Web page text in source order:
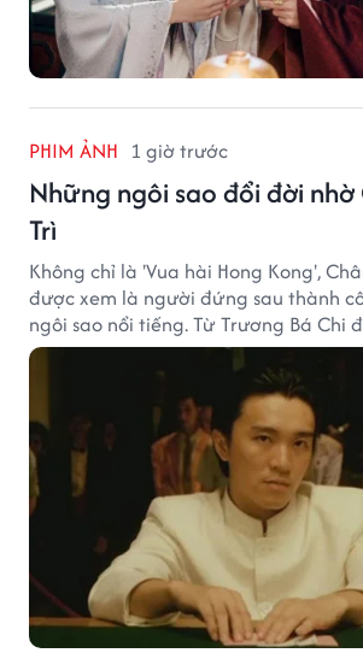
PHIM ẢNH 1 giờ trước
Những ngôi sao đổi đời nhờ
Trì
Không chỉ là 'Vua hài Hong Kong',
được xem là người đứng sau thành
ngôi sao nổi tiếng. Từ Trương Bá Chi
không ít diễn viên đã bước sang
nghiệp nhờ cơ hội từ Châu Tinh Trì.